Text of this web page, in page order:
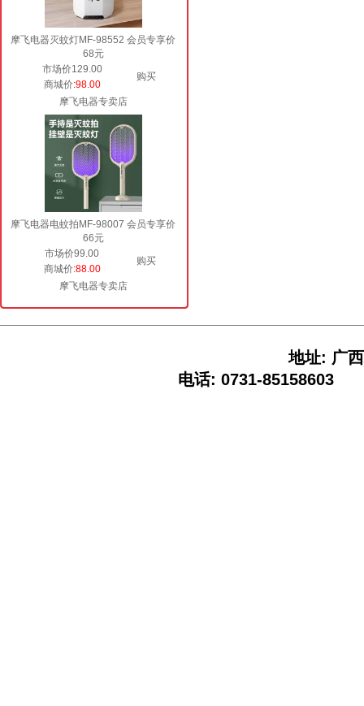
摩飞电器灭蚊灯MF-98552 会员专享价
68元
市场价129.00
购买
商城价:98.00
摩飞电器专卖店
摩飞电器电蚊拍MF-98007 会员专享价
66元
市场价99.00
购买
商城价:88.00
摩飞电器专卖店
地址: 广
电话: 0731-85158603